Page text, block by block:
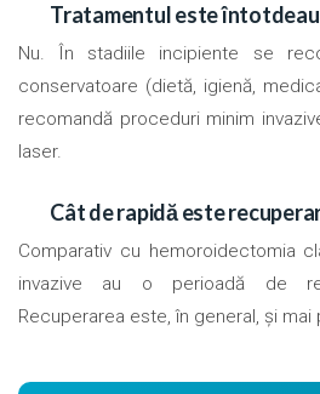
Tratamentul este
Nu. În stadiile incipiente se
conservatoare (dietă, igienă,
recomandă proceduri minim
laser.
Cât de rapidă este
Comparativ cu hemoroidectomia
invazive au o perioadă de
Recuperarea este, în general, și mai